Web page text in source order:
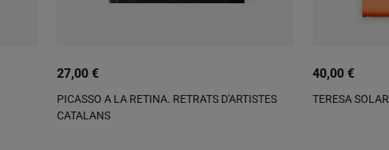
27,00 €
PICASSO A LA RETINA. RETRATS D'ARTISTES
CATALANS
40,00 €
TERESA